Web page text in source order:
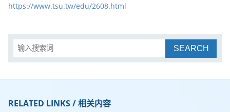
https://www.tsu.tw/edu/2608.html
SEARCH
RELATED LINKS / 相关内容